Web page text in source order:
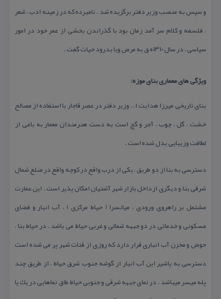
و سپس به منصب وزیر دفتر برگزیده شد . نامبرده كه در زمینه ادب ، شعر
، فلسفه و كلام سر آمد زمان بود با گذراندن بخشی از عمر خود در امور
سیاسی ، در سال ۱۳۱۰ه ق به مرض وبا بدرود حیات گفت .
ویژگی های معماری بنای موزه:
بنای تاریخی میرزا هدایت ا… وزیر دفتر در عصر قاجار با استفاده از مصالح
خشت ، گل ، چوب ، آجر و گچ است به دست هنرمندان معمار به باغی از
لطافت وزیبایی بدل شده است .
دسترسی به بنا از دو طریق ، یكی از درب واقع در كوچه واقع در ضلع شمال
شرقی بنا و دیگری ازداخل بازار شهر آشتیان امكان پذیر است . این عمارت
مشتمل بر راهروی ورودی ، میانسرا ( حیاط مركزی ) ، آب انبار و فضای
مسكونی و خدماتی در دو جبهه شمالی و غربی حیاط می باشد . در حیاط بنا ،
حوض و مخزن آب انباری قرار دارد كه روزی از قنات شهر پر می شده است
دسترسی به پاشیر این آب انبار از گوشه جنوب شرق حیاط ، از طریق چند
پله میسر می­باشد . در نمای جبهه شرقی و جنوبی حیاط طاق نماهایی در یك یا